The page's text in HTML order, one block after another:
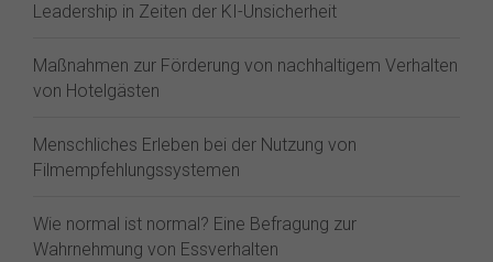
Leadership in Zeiten der KI-Unsicherheit
Maßnahmen zur Förderung von nachhaltigem Verhalten
von Hotelgästen
Menschliches Erleben bei der Nutzung von
Filmempfehlungssystemen
Wie normal ist normal? Eine Befragung zur
Wahrnehmung von Essverhalten